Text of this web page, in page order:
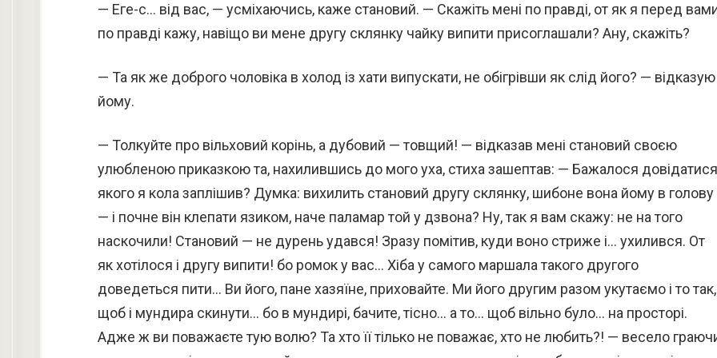
— Еге-с… від вас, — усміхаючись, каже становий. — Скажіть мені по правді, от як я перед
по правді кажу, навіщо ви мене другу склянку чайку випити присоглашали? Ану, скажіть?
— Та як же доброго чоловіка в холод із хати випускати, не обігрівши як слід його? — відказую
йому.
— Толкуйте про вільховий корінь, а дубовий — товщий! — відказав мені становий своєю
улюбленою приказкою та, нахилившись до мого уха, стиха зашептав: — Бажалося
якого я кола заплішив? Думка: вихилить становий другу склянку, шибоне вона йому в голову
— і почне він клепати язиком, наче паламар той у дзвона? Ну, так я вам скажу: не на того
наскочили! Становий — не дурень удався! Зразу помітив, куди воно стриже і… ухилився. От
як хотілося і другу випити! бо ромок у вас… Хіба у самого маршала такого другого
доведеться пити… Ви його, пане хазяїне, приховайте. Ми його другим разом укутаємо і то так,
щоб і мундира скинути… бо в мундирі, бачите, тісно… а то… щоб вільно було… на просторі.
Адже ж ви поважаєте тую волю? Та хто її тілько не поважає, хто не любить?! — весело